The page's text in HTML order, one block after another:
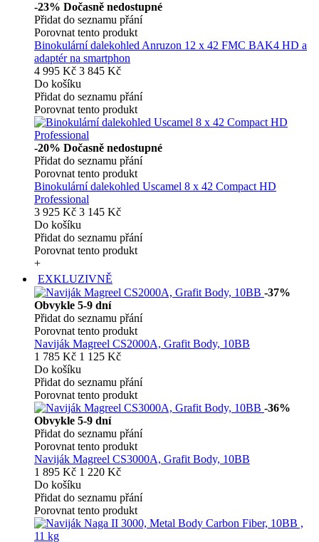
-23% Dočasně nedostupné
Přidat do seznamu přání
Porovnat tento produkt
Binokulární dalekohled Anruzon 12 x 42 FMC BAK4 HD a
adaptér na smartphon
4 995 Kč 3 845 Kč
Do košíku
Přidat do seznamu přání
Porovnat tento produkt
-20% Dočasně nedostupné
Přidat do seznamu přání
Porovnat tento produkt
Binokulární dalekohled Uscamel 8 x 42 Compact HD
Professional
3 925 Kč 3 145 Kč
Do košíku
Přidat do seznamu přání
Porovnat tento produkt
+
EXKLUZIVNĚ
-37%
Obvykle 5-9 dní
Přidat do seznamu přání
Porovnat tento produkt
Naviják Magreel CS2000A, Grafit Body, 10BB
1 785 Kč 1 125 Kč
Do košíku
Přidat do seznamu přání
Porovnat tento produkt
-36%
Obvykle 5-9 dní
Přidat do seznamu přání
Porovnat tento produkt
Naviják Magreel CS3000A, Grafit Body, 10BB
1 895 Kč 1 220 Kč
Do košíku
Přidat do seznamu přání
Porovnat tento produkt